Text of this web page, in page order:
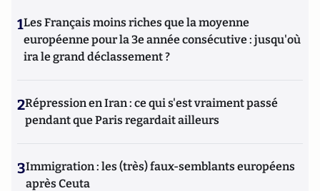
1Les Français moins riches que la moyenne
européenne pour la 3e année consécutive : jusqu'où
ira le grand déclassement ?
2Répression en Iran : ce qui s'est vraiment passé
pendant que Paris regardait ailleurs
3Immigration : les (très) faux-semblants européens
après Ceuta